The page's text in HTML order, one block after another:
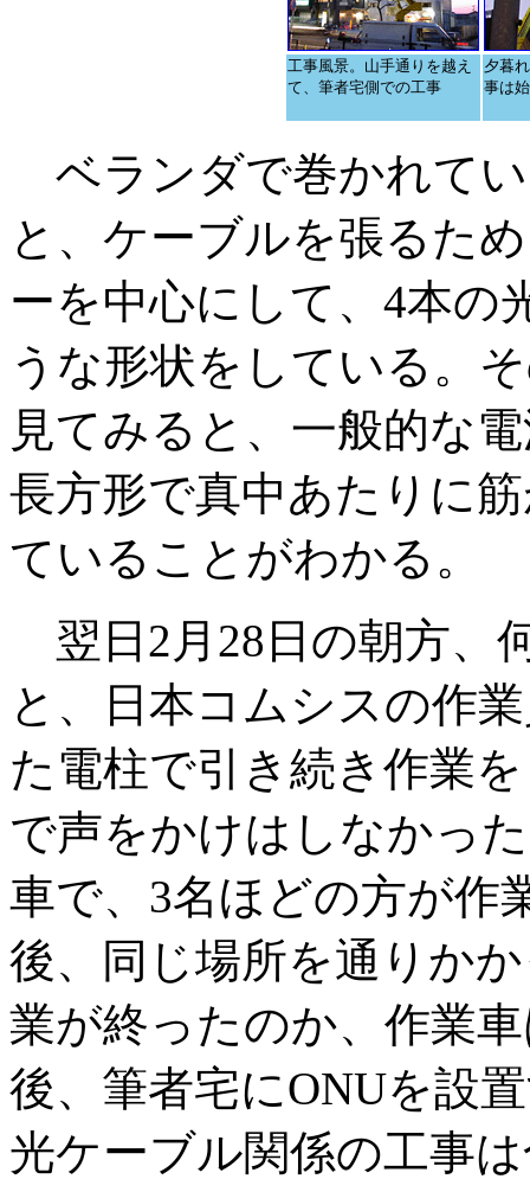
工事風景。山手通りを越え
て、筆者宅側での工事
夕暮
事は
ベランダで巻かれて
と、ケーブルを張るた
ーを中心にして、4本の
うな形状をしている。
見てみると、一般的な
長方形で真中あたりに
ていることがわかる。
翌日2月28日の朝方、
と、日本コムシスの作
た電柱で引き続き作業
で声をかけはしなかっ
車で、3名ほどの方が作
後、同じ場所を通りか
業が終ったのか、作業
後、筆者宅にONUを設
光ケーブル関係の工事